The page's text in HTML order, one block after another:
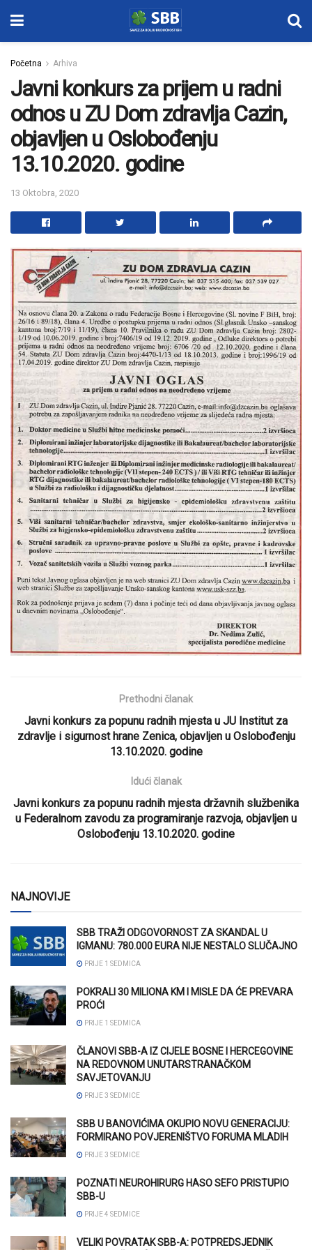
Početna Arhiva
Javni konkurs za prijem u radni
odnos u ZU Dom zdravlja Cazin,
objavljen u Oslobođenju
13.10.2020. godine
13 Oktobra, 2020
Prethodni članak
Javni konkurs za popunu radnih mjesta u JU Institut za
zdravlje i sigurnost hrane Zenica, objavljen u Oslobođenju
13.10.2020. godine
Idući članak
Javni konkurs za popunu radnih mjesta državnih službenika
u Federalnom zavodu za programiranje razvoja, objavljen u
Oslobođenju 13.10.2020. godine
NAJNOVIJE
SBB TRAŽI ODGOVORNOST ZA SKANDAL U
IGMANU: 780.000 EURA NIJE NESTALO SLUČAJNO
PRIJE 1 SEDMICA
POKRALI 30 MILIONA KM I MISLE DA ĆE PREVARA
PROĆI
PRIJE 1 SEDMICA
ČLANOVI SBB-A IZ CIJELE BOSNE I HERCEGOVINE
NA REDOVNOM UNUTARSTRANAČKOM
SAVJETOVANJU
PRIJE 3 SEDMICE
SBB U BANOVIĆIMA OKUPIO NOVU GENERACIJU:
FORMIRANO POVJERENIŠTVO FORUMA MLADIH
PRIJE 3 SEDMICE
POZNATI NEUROHIRURG HASO SEFO PRISTUPIO
SBB-U
PRIJE 4 SEDMICE
VELIKI POVRATAK SBB-A: POTPREDSJEDNIK